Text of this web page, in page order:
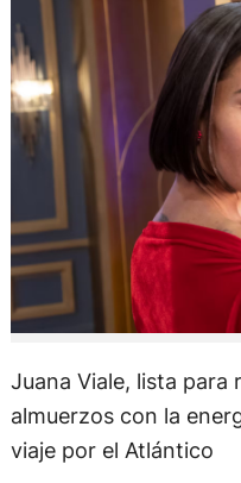
Juana Viale, lista para
almuerzos con la
viaje por el Atlántico